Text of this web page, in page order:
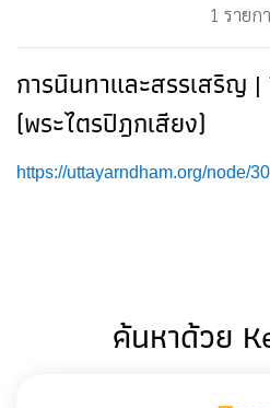
1 รายก
การนินทาและสรรเสริญ
(พระไตรปิฎกเสียง)
https://uttayarndham.org/node/
ค้นหาด้วย